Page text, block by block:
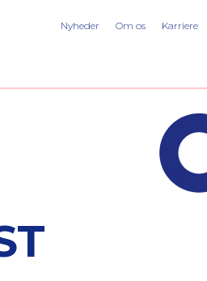
Nyheder Om os Karriere